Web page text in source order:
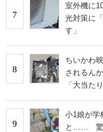
7
室外機に
光対策に
す」
8
ちいかわ
されるん
「大当た
9
小1娘が学
と…… 驚